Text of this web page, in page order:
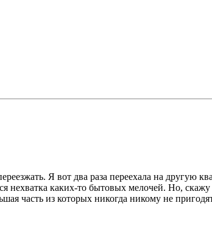
Я вот два раза переехала на другую
нехватка каких-то бытовых мелочей. Но,
часть из которых никогда никому не